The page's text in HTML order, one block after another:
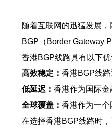
随着互联网的迅猛发展
BGP（Border Gateway
香港BGP线路具有以下优
高效稳定： 香港BGP线
低延迟： 香港作为国际金
全球覆盖： 香港作为一个
在选择香港BGP线路时，